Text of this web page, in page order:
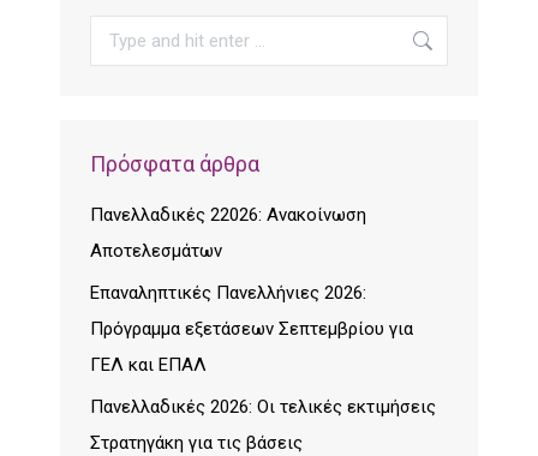
Search:
Πρόσφατα άρθρα
Πανελλαδικές 22026: Ανακοίνωση
Αποτελεσμάτων
Επαναληπτικές Πανελλήνιες 2026:
Πρόγραμμα εξετάσεων Σεπτεμβρίου για
ΓΕΛ και ΕΠΑΛ
Πανελλαδικές 2026: Οι τελικές εκτιμήσεις
Στρατηγάκη για τις βάσεις